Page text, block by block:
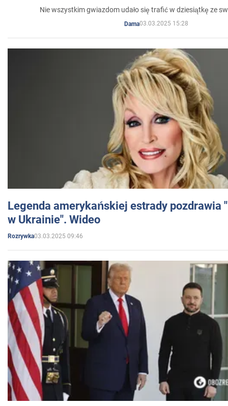
Nie wszystkim gwiazdom udało się trafić w dziesiątkę ze
Dama03.03.2025 15:28
Legenda amerykańskiej estrady pozdrawia
w Ukrainie". Wideo
Rozrywka03.03.2025 09:46